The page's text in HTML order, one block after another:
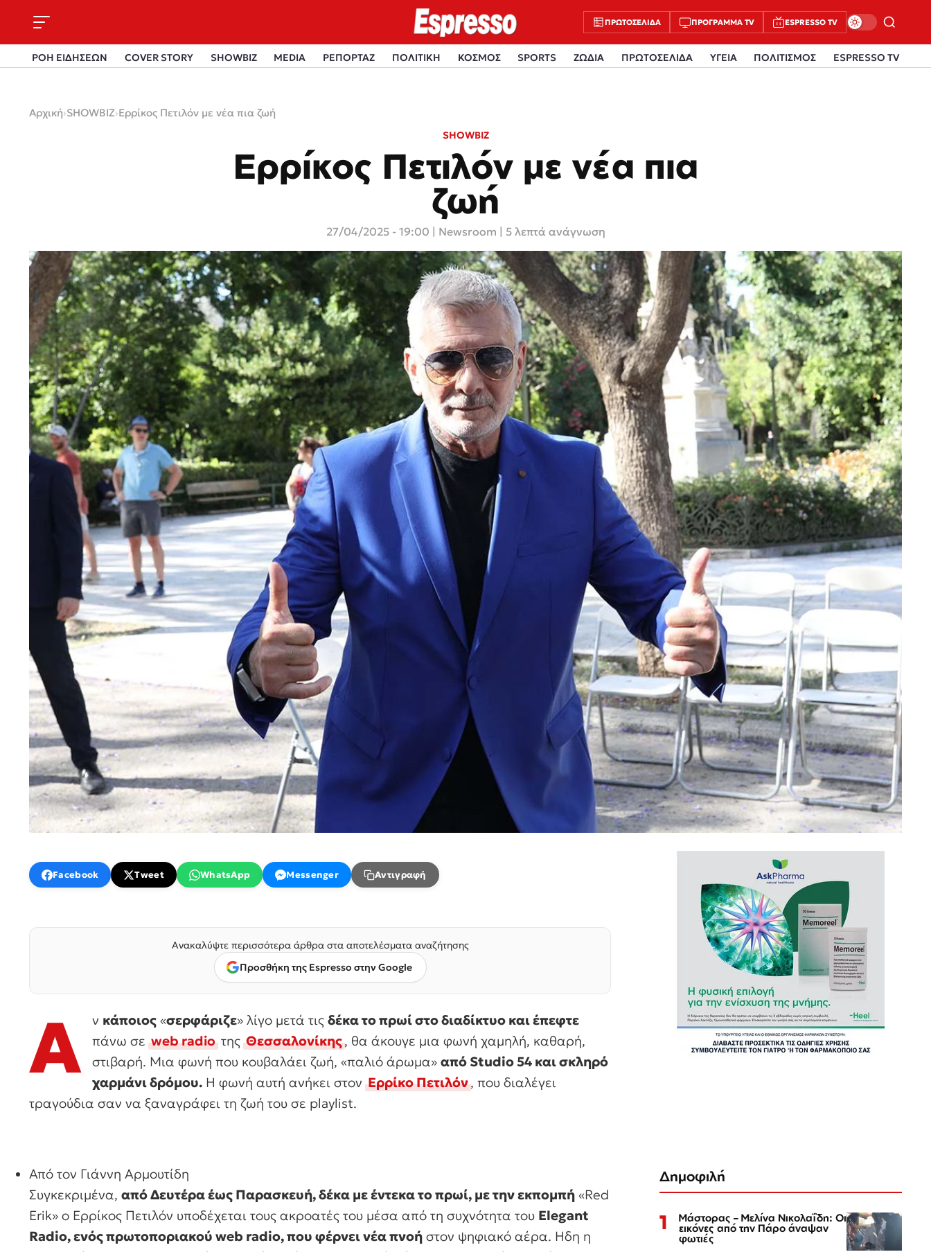
ΠΡΩΤΟΣΈΛΙΔΑ ΠΡΌΓΡΑΜΜΑ TV ESPRESSO TV
ΡΟΗ ΕΙΔΗΣΕΩΝ COVER STORY SHOWBIZ MEDIA ΡΕΠΟΡΤΑΖ ΠΟΛΙΤΙΚΗ ΚΟΣΜΟΣ SPORTS ΖΩΔΙΑ ΠΡΩΤΟΣΕΛΙΔΑ ΥΓΕΙΑ ΠΟΛΙΤΙΣΜΟΣ ESPRESSO TV
Αρχική›SHOWBIZ›Eρρίκος Πετιλόν με νέα πια ζωή
SHOWBIZ
Eρρίκος Πετιλόν με νέα πια
ζωή
27/04/2025 - 19:00 Newsroom | 5 λεπτά ανάγνωση
Facebook Tweet WhatsApp Messenger Αντιγραφή
Ανακαλύψτε περισσότερα άρθρα στα αποτελέσματα αναζήτησης
Προσθήκη της Espresso στην Google
Α ν κάποιος «σερφάριζε» λίγο μετά τις δέκα το πρωί στο διαδίκτυο και έπεφτε
πάνω σεweb radioτηςΘεσσαλονίκης, θα άκουγε μια φωνή χαμηλή, καθαρή,
στιβαρή. Μια φωνή που κουβαλάει ζωή, «παλιό άρωμα» από Studio 54 και σκληρό
χαρμάνι δρόμου. Η φωνή αυτή ανήκει στονΕρρίκο Πετιλόν, που διαλέγει
τραγούδια σαν να ξαναγράφει τη ζωή του σε playlist.
Από τον Γιάννη Αρμουτίδη
Συγκεκριμένα, από Δευτέρα έως Παρασκευή, δέκα με έντεκα το πρωί, με την εκπομπή «Red
Erik» ο Ερρίκος Πετιλόν υποδέχεται τους ακροατές του μέσα από τη συχνότητα του Elegant
Radio, ενός πρωτοποριακού web radio, που φέρνει νέα πνοή στον ψηφιακό αέρα. Ηδη η
Δημοφιλή
1 Μάστορας – Μελίνα Νικολαΐδη: Οι
εικόνες από την Πάρο άναψαν
φωτιές